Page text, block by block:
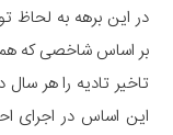
در این برهه به لحاظ
بر اساس شاخصی که
تاخیر تادیه را هر
این اساس در اجرای